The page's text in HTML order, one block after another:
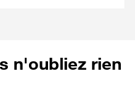
n'oubliez rien